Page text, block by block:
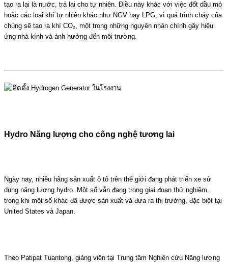
tạo ra lại là nước, trả lại cho tự nhiên. Điều này khác với việc đốt dầu mỏ
hoặc các loại khí tự nhiên khác như NGV hay LPG, vì quá trình cháy của
chúng sẽ tạo ra khí CO₂, một trong những nguyên nhân chính gây hiệu
ứng nhà kính và ảnh hưởng đến môi trường.
Hydro Năng lượng cho công nghệ tương lai
Ngày nay, nhiều hãng sản xuất ô tô trên thế giới đang phát triển xe sử
dụng năng lượng hydro. Một số vẫn đang trong giai đoạn thử nghiệm,
trong khi một số khác đã được sản xuất và đưa ra thị trường, đặc biệt tại
United States và Japan.
Theo Patipat Tuantong , giảng viên tại Trung tâm Nghiên cứu Năng lượng